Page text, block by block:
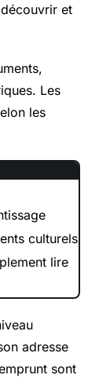
et
Les
les
culturels
lire
adresse
sont